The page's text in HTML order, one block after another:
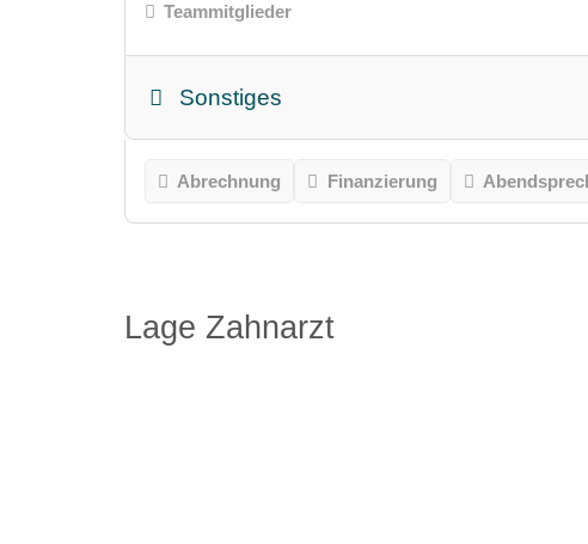
Teammitglieder
Sonstiges
Abrechnung Finanzierung
Lage Zahnarzt